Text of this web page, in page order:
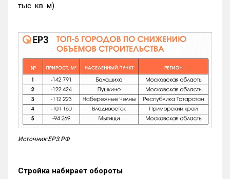
тыс. кв. м).
Источник:ЕРЗ.РФ
Стройка набирает обороты